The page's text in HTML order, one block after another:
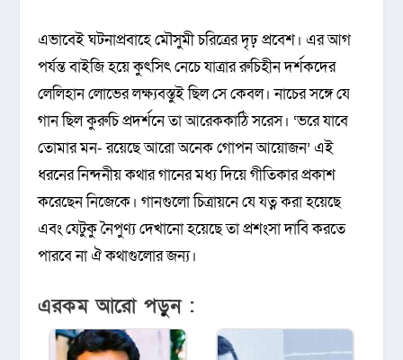
এভাবেই ঘটনাপ্রবাহে মৌসুমী চরিত্রের দৃঢ় প্রবেশ। এর আগ
পর্যন্ত বাইজি হয়ে কুৎসিৎ নেচে যাত্রার রুচিহীন দর্শকদের
লেলিহান লোভের লক্ষ্যবস্তুই ছিল সে কেবল। নাচের সঙ্গে যে
গান ছিল কুরুচি প্রদর্শনে তা আরেককাঠি সরেস। ‘ভরে যাবে
তোমার মন- রয়েছে আরো অনেক গোপন আয়োজন’ এই
ধরনের নিন্দনীয় কথার গানের মধ্য দিয়ে গীতিকার প্রকাশ
করেছেন নিজেকে। গানগুলো চিত্রায়নে যে যত্ন করা হয়েছে
এবং যেটুকু নৈপুণ্য দেখানো হয়েছে তা প্রশংসা দাবি করতে
পারবে না ঐ কথাগুলোর জন্য।
এরকম আরো পড়ুন :